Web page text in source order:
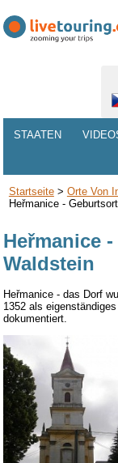
STAATEN
Startseite> Orte Von
Heřmanice -
Heřmanice
Waldstein
Heřmanice - das Dorf
1352 als
dokumentiert.